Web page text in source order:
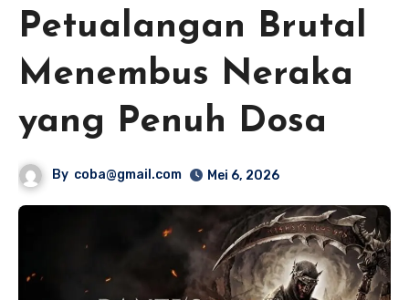
Petualangan Brutal
Menembus Neraka
yang Penuh Dosa
By coba@gmail.com Mei 6, 2026